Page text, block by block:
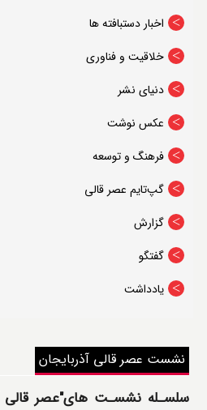
اخبار دستبافته ها
خلاقیت و فناوری
دنیای نشر
عکس نوشت
فرهنگ و توسعه
گپ‌تایم عصر قالی
گزارش
گفتگو
یادداشت
نشست عصر قالی آذربایجان
سلسـله نشسـت های"عصر قالی